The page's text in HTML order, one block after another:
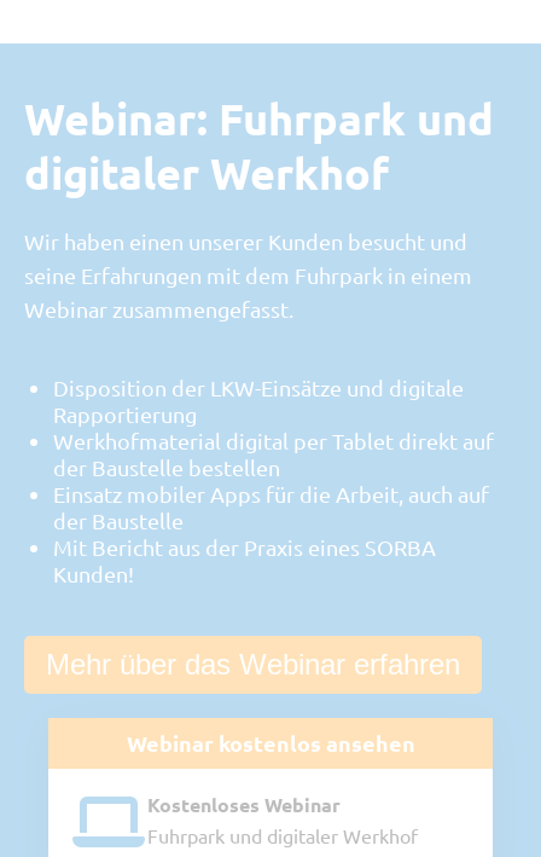
Webinar: Fuhrpark und
digitaler Werkhof
Wir haben einen unserer Kunden besucht und
seine Erfahrungen mit dem Fuhrpark in einem
Webinar zusammengefasst.
Disposition der LKW-Einsätze und digitale
Rapportierung
Werkhofmaterial digital per Tablet direkt auf
der Baustelle bestellen
Einsatz mobiler Apps für die Arbeit, auch auf
der Baustelle
Mit Bericht aus der Praxis eines SORBA
Kunden!
Mehr über das Webinar erfahren
Webinar kostenlos ansehen
Kostenloses Webinar
Fuhrpark und digitaler Werkhof